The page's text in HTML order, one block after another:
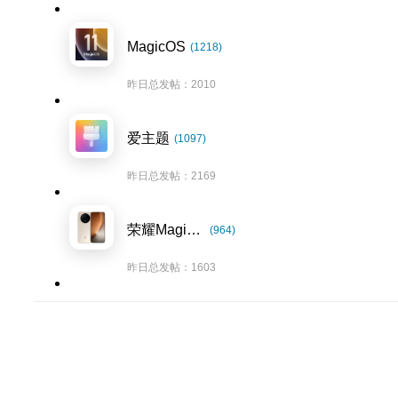
MagicOS (1218)
昨日总发帖：2010
爱主题 (1097)
昨日总发帖：2169
荣耀Magic8系列 (964)
昨日总发帖：1603